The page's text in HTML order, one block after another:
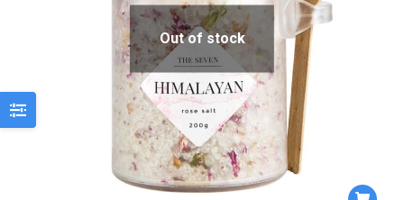
Out of stock